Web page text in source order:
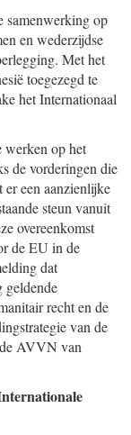
samenwerking op
en wederzijdse
Met het
toegezegd te
het Internationaal
werken op het
de vorderingen die
een aanzienlijke
steun vanuit
overeenkomst
de EU in de
dat
geldende
recht en de
van de
AVVN van